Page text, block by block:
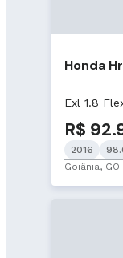
Honda
Exl 1.8
R$
2016
Goiânia, GO